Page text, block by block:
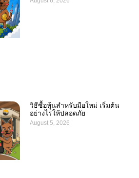
วิธีซื้อหุ้นสำหรับมือใหม่ เริ่มต้น
อย่างไรให้ปลอดภัย
August 5, 2026